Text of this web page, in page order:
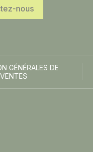
nous
GÉNÉRALES DE
VENTES